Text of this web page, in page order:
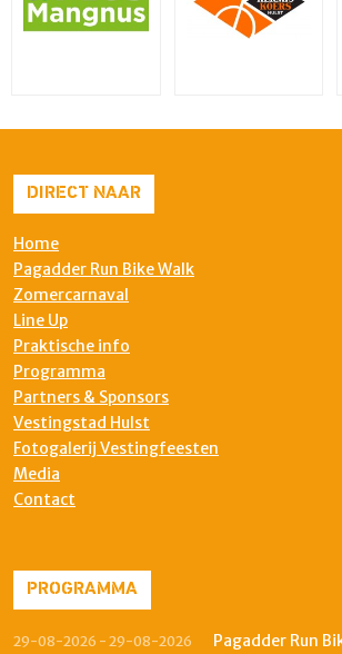
DIRECT NAAR
Home
Pagadder Run Bike Walk
Zomercarnaval
Line Up
Praktische info
Programma
Partners & Sponsors
Vestingstad Hulst
Fotogalerij Vestingfeesten
Media
Contact
PROGRAMMA
29-08-2026 - 29-08-2026 Pagadder Run